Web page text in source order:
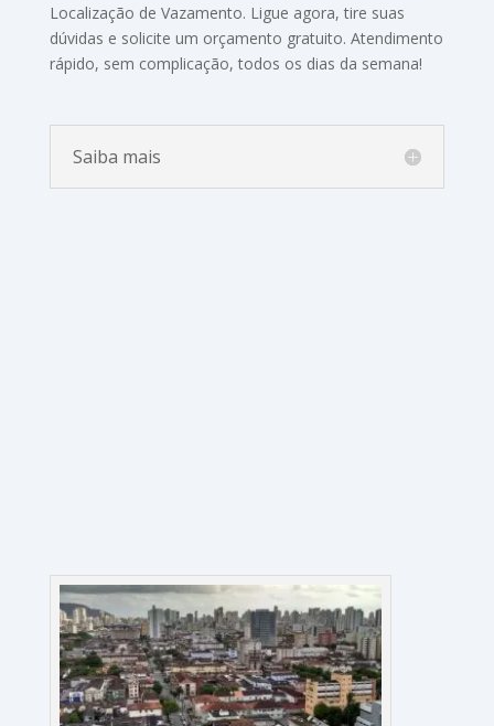
Localização de Vazamento. Ligue agora, tire suas
dúvidas e solicite um orçamento gratuito. Atendimento
rápido, sem complicação, todos os dias da semana!
Saiba mais